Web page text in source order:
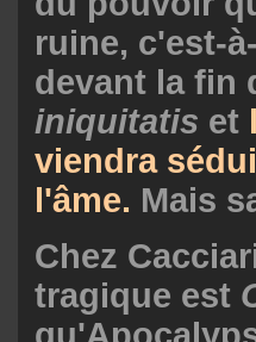
ruine, c'est-
devant la fin
iniquitatis et
viendra
l'âme. Mais
Chez
tragique est